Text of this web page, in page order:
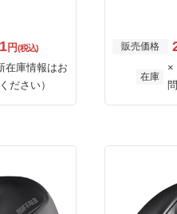
円(税込)
在庫情報はお
ださい）
販売価格
在庫
×